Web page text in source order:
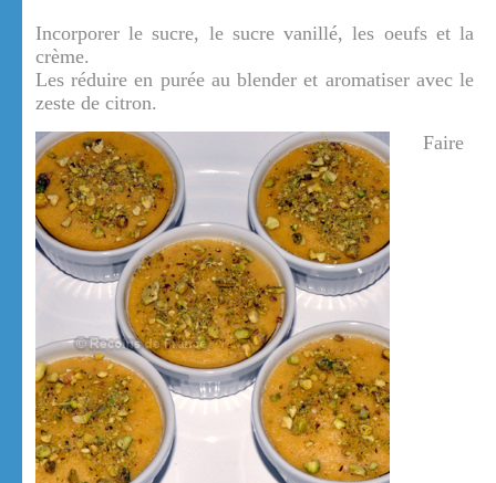
Incorporer le sucre, le sucre vanillé, les oeufs et la
crème.
Les réduire en purée au blender et aromatiser avec le
zeste de citron.
Faire